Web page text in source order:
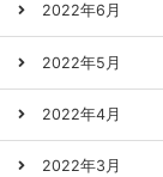
2022年6月
2022年5月
2022年4月
2022年3月